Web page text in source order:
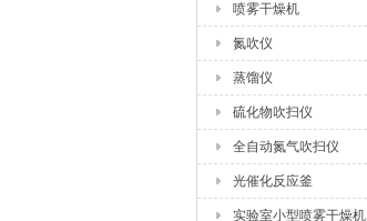
喷雾干燥机
氮吹仪
蒸馏仪
硫化物吹扫仪
全自动氮气吹扫仪
光催化反应釜
实验室小型喷雾干燥机